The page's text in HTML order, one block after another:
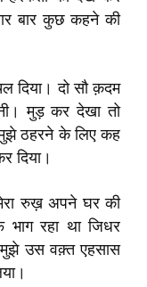
बार कुछ कहने की
दिया। दो सौ क़दम
मुड़ कर देखा तो
ठहरने के लिए कह
दिया।
रुख़ अपने घर की
रहा था जिधर
मुझे उस वक़्त एहसास